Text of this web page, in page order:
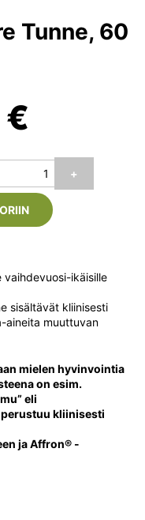
Tunne, 60
€
hinta
on:
+
vaihdevuosi-ikäisille
sisältävät kliinisesti
aineita muuttuvan
mielen hyvinvointia
on esim.
eli
kliinisesti
ja Affron® -